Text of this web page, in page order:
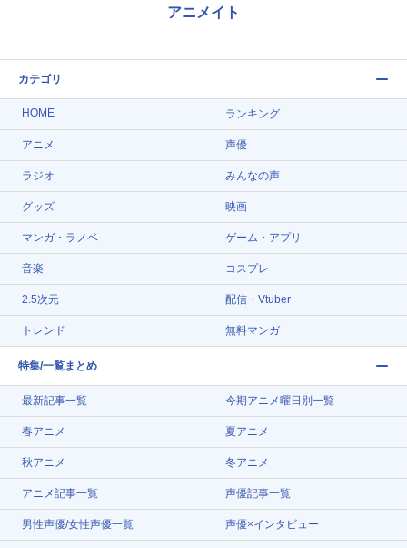
アニメイト
カテゴリ
HOME ランキング
アニメ 声優
ラジオ みんなの声
グッズ 映画
マンガ・ラノベ ゲーム・アプリ
音楽 コスプレ
2.5次元 配信・Vtuber
トレンド 無料マンガ
特集/一覧まとめ
最新記事一覧 今期アニメ曜日別一覧
春アニメ 夏アニメ
秋アニメ 冬アニメ
アニメ記事一覧 声優記事一覧
男性声優/女性声優一覧 声優×インタビュー